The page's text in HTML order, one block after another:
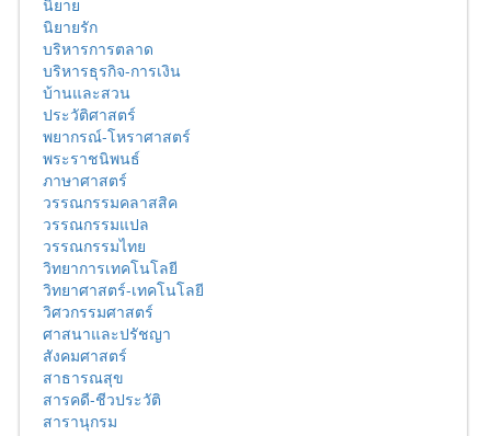
นิยาย
นิยายรัก
บริหารการตลาด
บริหารธุรกิจ-การเงิน
บ้านและสวน
ประวัติศาสตร์
พยากรณ์-โหราศาสตร์
พระราชนิพนธ์
ภาษาศาสตร์
วรรณกรรมคลาสสิค
วรรณกรรมแปล
วรรณกรรมไทย
วิทยาการเทคโนโลยี
วิทยาศาสตร์-เทคโนโลยี
วิศวกรรมศาสตร์
ศาสนาและปรัชญา
สังคมศาสตร์
สาธารณสุข
สารคดี-ชีวประวัติ
สารานุกรม